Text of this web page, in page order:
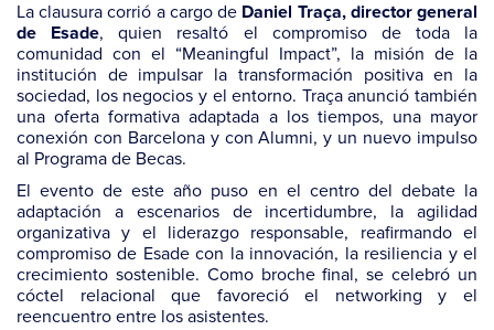
La clausura corrió a cargo de Daniel Traça, director general
de Esade, quien resaltó el compromiso de toda la
comunidad con el “Meaningful Impact”, la misión de la
institución de impulsar la transformación positiva en la
sociedad, los negocios y el entorno. Traça anunció también
una oferta formativa adaptada a los tiempos, una mayor
conexión con Barcelona y con Alumni, y un nuevo impulso
al Programa de Becas.
El evento de este año puso en el centro del debate la
adaptación a escenarios de incertidumbre, la agilidad
organizativa y el liderazgo responsable, reafirmando el
compromiso de Esade con la innovación, la resiliencia y el
crecimiento sostenible. Como broche final, se celebró un
cóctel relacional que favoreció el networking y el
reencuentro entre los asistentes.